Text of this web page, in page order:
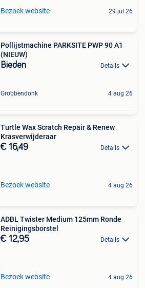
Bezoek website 29 jul 26
Pollijstmachine PARKSITE PWP 90 A1
(NIEUW)
Bieden Details
Grobbendonk 4 aug 26
Turtle Wax Scratch Repair & Renew
Krasverwijderaar
€ 16,49 Details
Bezoek website 4 aug 26
ADBL Twister Medium 125mm Ronde
Reinigingsborstel
€ 12,95 Details
Bezoek website 4 aug 26